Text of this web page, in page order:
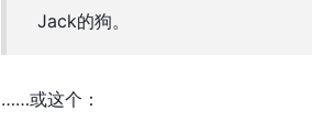
Jack的狗。
……或这个：